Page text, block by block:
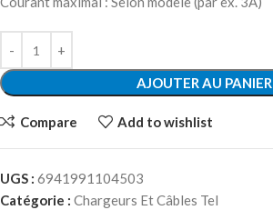
AJOUTER AU PANIER
Compare Add to wishlist
UGS : 6941991104503
Catégorie : Chargeurs Et Câbles Tel